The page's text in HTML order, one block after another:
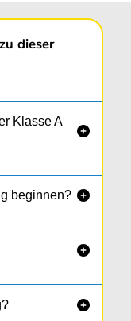
dieser
Klasse A

beginnen? 

